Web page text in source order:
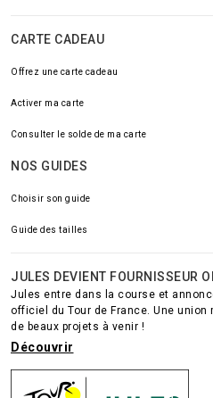
CARTE CADEAU
Offrez une carte cadeau
Activer ma carte
Consulter le solde de ma carte
NOS GUIDES
Choisir son guide
Guide des tailles
JULES DEVIENT FOURNISSEUR
Jules entre dans la course et
officiel du Tour de France. Une
de beaux projets à venir !
Découvrir